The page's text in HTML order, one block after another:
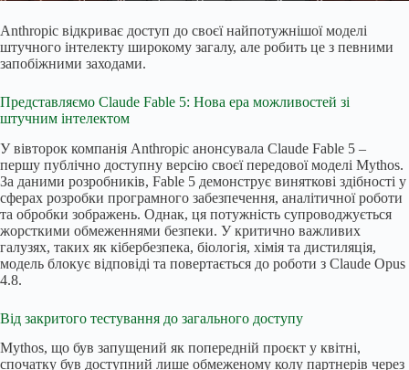
Anthropic відкриває доступ до своєї найпотужнішої моделі
штучного інтелекту широкому загалу, але робить це з певними
запобіжними заходами.
Представляємо Claude Fable 5: Нова ера можливостей зі
штучним інтелектом
У вівторок компанія Anthropic анонсувала Claude Fable 5 –
першу публічно доступну версію своєї передової моделі Mythos.
За даними розробників, Fable 5 демонструє виняткові здібності у
сферах розробки програмного забезпечення, аналітичної роботи
та обробки зображень. Однак, ця потужність супроводжується
жорсткими обмеженнями безпеки. У критично важливих
галузях, таких як кібербезпека, біологія, хімія та дистиляція,
модель блокує відповіді та повертається до роботи з Claude Opus
4.8.
Від закритого тестування до загального доступу
Mythos, що був запущений як попередній проєкт у квітні,
спочатку був доступний лише обмеженому колу партнерів через